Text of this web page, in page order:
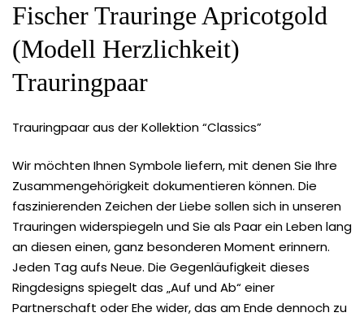
Fischer Trauringe Apricotgold
(Modell Herzlichkeit)
Trauringpaar
Trauringpaar aus der Kollektion “Classics”
Wir möchten Ihnen Symbole liefern, mit denen Sie Ihre
Zusammengehörigkeit dokumentieren können. Die
faszinierenden Zeichen der Liebe sollen sich in unseren
Trauringen widerspiegeln und Sie als Paar ein Leben lang
an diesen einen, ganz besonderen Moment erinnern.
Jeden Tag aufs Neue. Die Gegenläufigkeit dieses
Ringdesigns spiegelt das „Auf und Ab“ einer
Partnerschaft oder Ehe wider, das am Ende dennoch zu